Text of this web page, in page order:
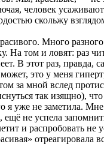
человек
скольжу
Много
На том и ловят: раз
В этот раз, правда,
это у меня
за мной вслед
так изящно),
я уже не заметила.
ещё не успела
и распробовать не
отреагировала